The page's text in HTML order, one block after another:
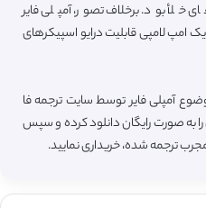
خلأ بود. برخلاف تصور، آمپلی فایر
یک امپ لامپی قابلیت درایو اسپیکرهای
آمپلی فایر توسط سایت ترجمه فا
به صورت رایگان دانلود کرده و سپس
ترجمه شده، خریداری نمایید.